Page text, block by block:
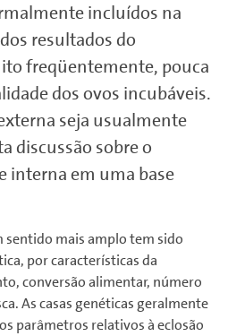
incluídos na
resultados do
freqüentemente, pouca
dos ovos incubáveis.
seja usualmente
discussão sobre o
interna em uma base
sentido mais amplo tem sido
por características da
conversão alimentar, número
As casas genéticas geralmente
parâmetros relativos à eclosão